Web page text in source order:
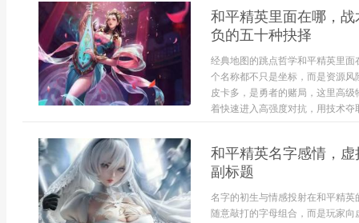
和平精英里面在哪，
负的五十种抉择
经典地图的跳点哲学和平精英里
个名称都不只是坐标，而是资源
皮卡多，是勇者的赌局，这里高
着快速进入高强度对抗，用技术
和平精英名字感情，
副标题
名字的初生与情感投射在和平精
随意敲打的字母组合，而是玩家